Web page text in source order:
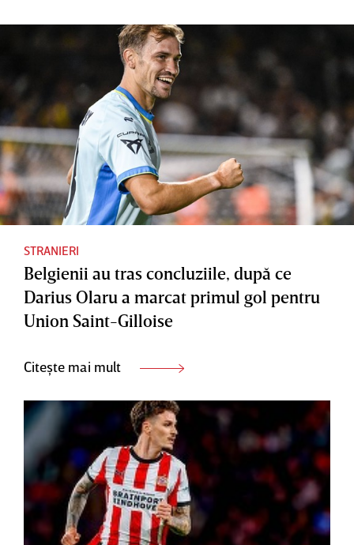
STRANIERI
Belgienii au tras concluziile, după ce
Darius Olaru a marcat primul gol pentru
Union Saint-Gilloise
Citește mai mult